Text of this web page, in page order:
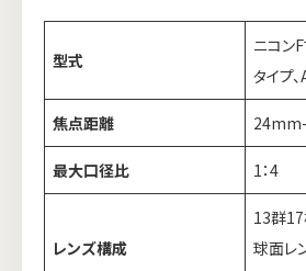
型式
ニコン
タイプ
焦点距離
最大口径比 1：4
レンズ構成
13群17
球面レ